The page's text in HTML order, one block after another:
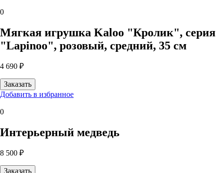
0
Мягкая игрушка Kaloo "Кролик", серия
"Lapinoo", розовый, средний, 35 см
4 690 ₽
Добавить в избранное
0
Интерьерный медведь
8 500 ₽